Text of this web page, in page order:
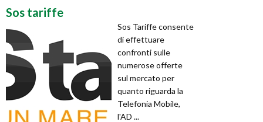
Sos tariffe
Sos Tariffe consente
di effettuare
confronti sulle
numerose offerte
sul mercato per
quanto riguarda la
Telefonia Mobile,
l'AD ...